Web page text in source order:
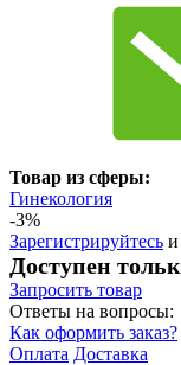
Товар из сферы:
Гинекология
-3%
Зарегистрируйтесь и
Доступен
Запросить товар
Ответы на вопросы:
Как оформить заказ?
Оплата Доставка